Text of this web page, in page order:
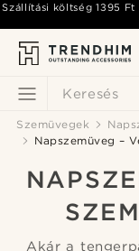
Keresés
Szállítási költség1395 Ft
Szemüvegek
Napszemüveg –
Akár a